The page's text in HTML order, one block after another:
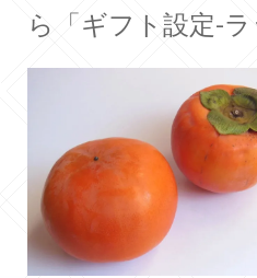
ら「ギフト設定-